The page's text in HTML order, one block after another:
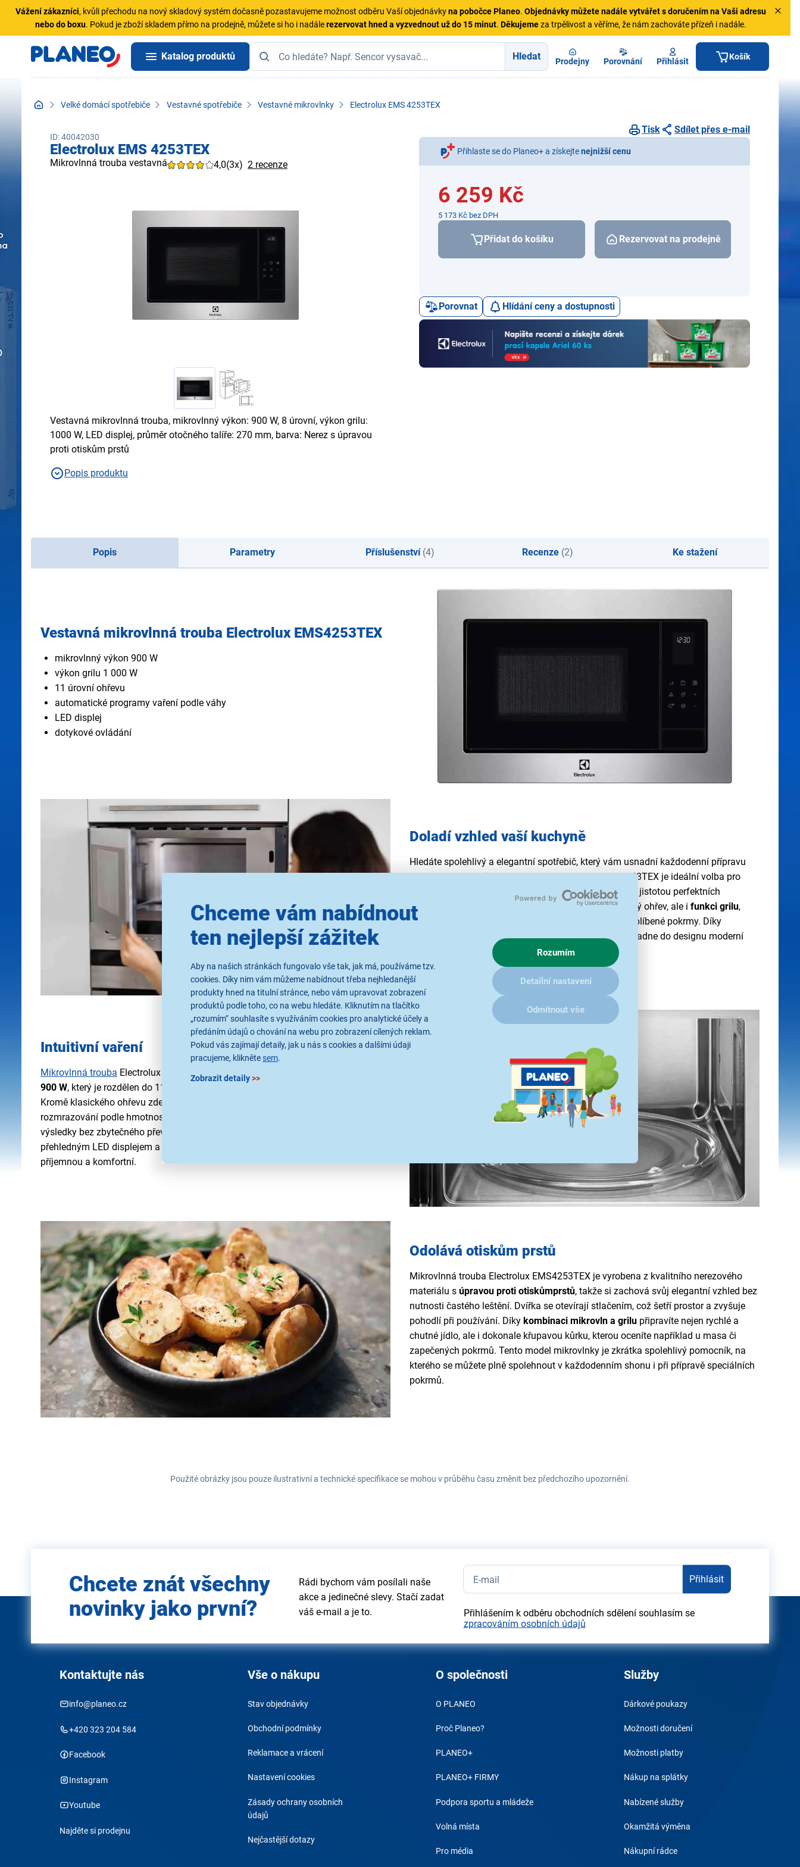
Chceme vám nabídnout
ten nejlepší zážitek
Aby na našich stránkách fungovalo vše tak, jak má, používáme tzv.
cookies. Díky nim vám můžeme nabídnout třeba nejhledanější
produkty hned na titulní stránce, nebo vám upravovat zobrazení
produktů podle toho, co na webu hledáte. Kliknutím na tlačítko
„rozumím“ souhlasíte s využíváním cookies pro analytické účely a
předáním údajů o chování na webu pro zobrazení cílených reklam.
Pokud vás zajímají detaily, jak u nás s cookies a dalšími údaji
pracujeme, klikněte sem.
Zobrazit detaily>>
Rozumím
Detailní nastavení
Odmítnout vše
Vážení zákazníci, kvůli přechodu na nový skladový systém dočasně pozastavujeme možnost odběru Vaší objednávkyna pobočce Planeo. Objednávkymůžete nadále vytvářet s doručením na Vaši adresu
nebo do boxu. Pokud je zboží skladem přímo na prodejně, můžete si ho i nadálerezervovat hned a vyzvednout už do 15 minut. Děkujemeza trpělivost a věříme, že nám zachováte přízeň i nadále.
Katalog produktů Hledat Prodejny Porovnání Přihlásit Košík
Velké domácí spotřebiče Vestavné spotřebiče Vestavné mikrovlnky Electrolux EMS 4253TEX
ID: 40042030
Electrolux EMS 4253TEX
Mikrovlnná trouba vestavná 4,0(3x) 2 recenze
Vestavná mikrovlnná trouba, mikrovlnný výkon: 900 W, 8 úrovní, výkon grilu:
1000 W, LED displej, průměr otočného talíře: 270 mm, barva: Nerez s úpravou
proti otiskům prstů
Popis produktu
Tisk Sdílet přes e-mail
Přihlaste se do Planeo+ a získejtenejnižší cenu
6 259 Kč
5 173 Kč bez DPH
Přidat do košíku Rezervovat na prodejně
Porovnat Hlídání ceny a dostupnosti
Popis Parametry Příslušenství(4) Recenze(2) Ke stažení
Vestavná mikrovlnná trouba Electrolux EMS4253TEX
mikrovlnný výkon 900 W
výkon grilu 1 000 W
11 úrovní ohřevu
automatické programy vaření podle váhy
LED displej
dotykové ovládání
Doladí vzhled vaší kuchyně
Hledáte spolehlivý a elegantní spotřebič, který vám usnadní každodenní přípravu
jídel?Vestavná mikrovlnná troubaElectrolux EMS4253TEX je ideální volba pro
všechny, kteří chtějí vařit rychle, jednoduše a zároveň s jistotou perfektních
výsledků. Tento model nabízí nejen klasický mikrovlnný ohřev, ale i funkci grilu,
takže s ním zvládnete ohřát, rozmrazit i dopéct vaše oblíbené pokrmy. Díky
vestavnému provedení navíc ušetří místo a krásně zapadne do designu moderní
Intuitivní vaření
Mikrovlnná trouba Electrolux EMS4253TEX disponuje
900 W, který je rozdělen do 11 úrovní, a výkonným grilem s příkonem až 1 000 W.
Kromě klasického ohřevu zde najdete
rozmrazování podle hmotnosti vložených surovin, což zaručuje šetrné a přesné
výsledky bez zbytečného převaření nebo přesušení. Snadné dotykové ovládání s
přehledným LED displejem a tichý zvukový signál na konci cyklu činí obsluhu
příjemnou a komfortní.
Odolává otiskům prstů
Mikrovlnná trouba Electrolux EMS4253TEX je vyrobena z kvalitního nerezového
materiálu s úpravou proti otiskůmprstů, takže si zachová svůj elegantní vzhled bez
nutnosti častého leštění. Dvířka se otevírají stlačením, což šetří prostor a zvyšuje
pohodlí při používání. Díky kombinaci mikrovln a grilupřipravíte nejen rychlé a
chutné jídlo, ale i dokonale křupavou kůrku, kterou oceníte například u masa či
zapečených pokrmů. Tento model mikrovlnky je zkrátka spolehlivý pomocník, na
kterého se můžete plně spolehnout v každodenním shonu i při přípravě speciálních
pokrmů.
Použité obrázky jsou pouze ilustrativní a technické specifikace se mohou v průběhu času změnit bez předchozího upozornění.
e-mail
Chcete znát všechny
novinky jako první?
Rádi bychom vám posílali naše
akce a jedinečné slevy. Stačí zadat
váš e-mail a je to.
Přihlásit
Přihlášením k odběru obchodních sdělení souhlasím se
zpracováním osobních údajů
Kontaktujte nás
info@planeo.cz
+420 323 204 584
Facebook
Instagram
Youtube
Najděte si prodejnu
Vše o nákupu
Stav objednávky
Obchodní podmínky
Reklamace a vrácení
Nastavení cookies
Zásady ochrany osobních
údajů
Nejčastější dotazy
O společnosti
O PLANEO
Proč Planeo?
PLANEO+
PLANEO+ FIRMY
Podpora sportu a mládeže
Volná místa
Pro média
Služby
Dárkové poukazy
Možnosti doručení
Možnosti platby
Nákup na splátky
Nabízené služby
Okamžitá výměna
Nákupní rádce